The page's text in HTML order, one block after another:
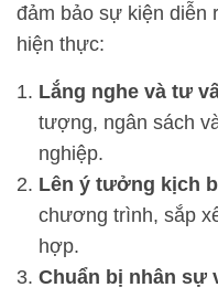
đảm bảo sự kiện diễn
hiện thực:
Lắng nghe và tư
tượng, ngân sách
nghiệp.
Lên ý tưởng kịch
chương trình, sắp
hợp.
Chuẩn bị nhân sự